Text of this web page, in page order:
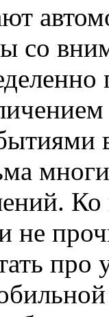
со
не
про